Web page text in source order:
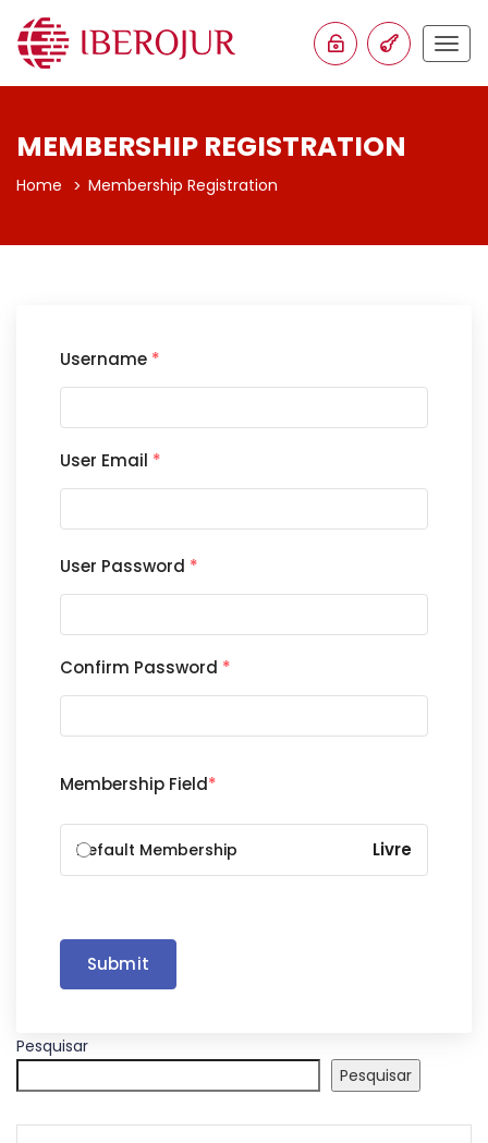
MEMBERSHIP REGISTRATION
Home Membership Registration
Username *
User Email *
User Password *
Confirm Password *
Membership Field*
Default Membership Livre
Submit
Pesquisar
Pesquisar